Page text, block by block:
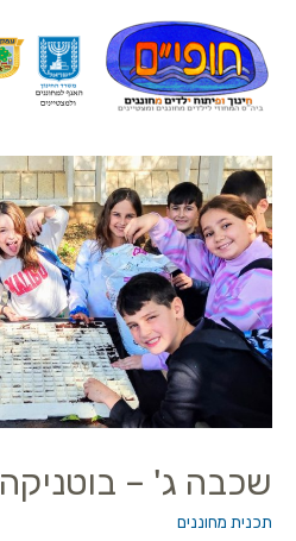
שכבה ג' – בוטניקה
תכנית מחוננים